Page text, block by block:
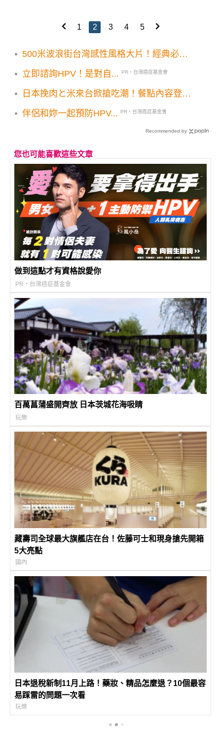
1 2 3 4 5
500米波浪街台灣感性風格大片！經典必訪
立即諮詢HPV！是對自...
PR・台灣癌症基金會
日本挽肉と米來台掀搶吃潮！餐點內容登記
伴侶和妳一起預防HPV...
PR・台灣癌症基金會
Recommended by
您也可能喜歡這些文章
做到這點才有資格說愛你
PR・台灣癌症基金會
百萬菖蒲盛開齊放 日本茨城花海吸睛
玩樂
藏壽司全球最大旗艦店在台！佐藤可士和現身搶先開箱
5大亮點
國內
日本退稅新制11月上路！藥妝、精品怎麼退？10個最容
易踩雷的問題一次看
玩樂